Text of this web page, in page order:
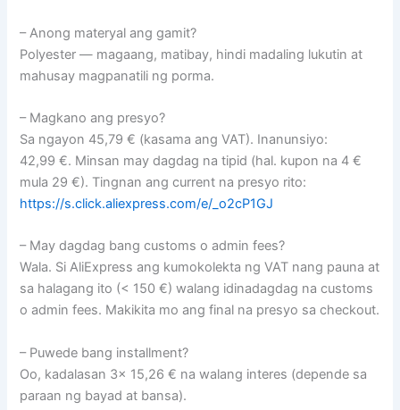
– Anong materyal ang gamit?
Polyester — magaang, matibay, hindi madaling lukutin at
mahusay magpanatili ng porma.
– Magkano ang presyo?
Sa ngayon 45,79 € (kasama ang VAT). Inanunsiyo:
42,99 €. Minsan may dagdag na tipid (hal. kupon na 4 €
mula 29 €). Tingnan ang current na presyo rito:
https://s.click.aliexpress.com/e/_o2cP1GJ
– May dagdag bang customs o admin fees?
Wala. Si AliExpress ang kumokolekta ng VAT nang pauna at
sa halagang ito (< 150 €) walang idinadagdag na customs
o admin fees. Makikita mo ang final na presyo sa checkout.
– Puwede bang installment?
Oo, kadalasan 3× 15,26 € na walang interes (depende sa
paraan ng bayad at bansa).